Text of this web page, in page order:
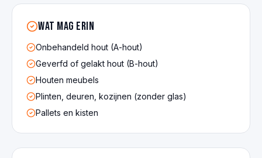
Wat mag erin
Onbehandeld hout (A-hout)
Geverfd of gelakt hout (B-hout)
Houten meubels
Plinten, deuren, kozijnen (zonder glas)
Pallets en kisten